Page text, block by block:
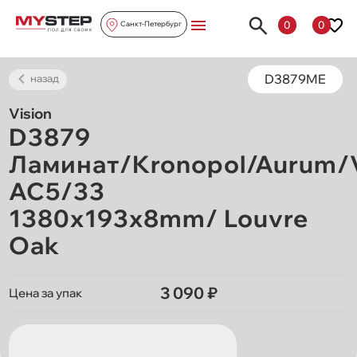
Санкт-Петербург 0 0
назад D3879ME
Vision
D3879
Ламинат/Kronopol/Aurum/
AC5/33
1380х193х8mm/ Louvre
Oak
Цена за упак 3 090 ₽